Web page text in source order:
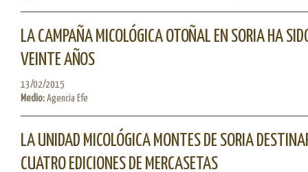
LA CAMPAÑA MICOLÓGICA OTOÑAL EN SORIA HA
VEINTE AÑOS
13/02/2015
Medio:Agencia Efe
LA UNIDAD MICOLÓGICA MONTES DE SORIA
CUATRO EDICIONES DE MERCASETAS